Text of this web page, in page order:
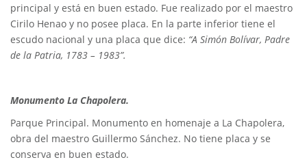
principal y está en buen estado. Fue realizado por el maestro
Cirilo Henao y no posee placa. En la parte inferior tiene el
escudo nacional y una placa que dice: “A Simón Bolívar, Padre
de la Patria, 1783 – 1983”.
Monumento La Chapolera.
Parque Principal. Monumento en homenaje a La Chapolera,
obra del maestro Guillermo Sánchez. No tiene placa y se
conserva en buen estado.